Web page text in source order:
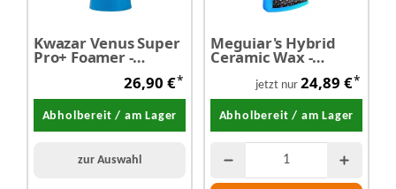
Kwazar Venus Super
Pro+ Foamer -
26,90 €*
Abholbereit / am Lager
zur Auswahl
Meguiar's Hybrid
Ceramic Wax -
jetzt nur 24,89 €*
Abholbereit / am Lager